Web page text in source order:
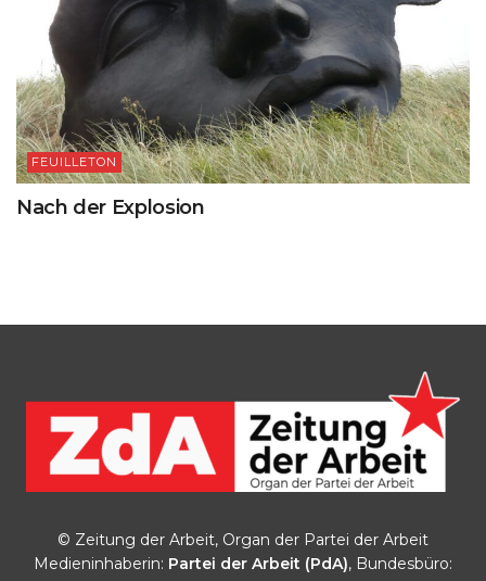
FEUILLETON
Nach der Explosion
© Zeitung der Arbeit, Organ der Partei der Arbeit
Medieninhaberin: Partei der Arbeit (PdA), Bundesbüro: